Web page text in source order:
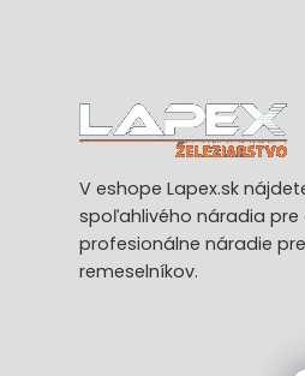
V eshope Lapex.sk
spoľahlivého náradia
profesionálne náradie
remeselníkov.